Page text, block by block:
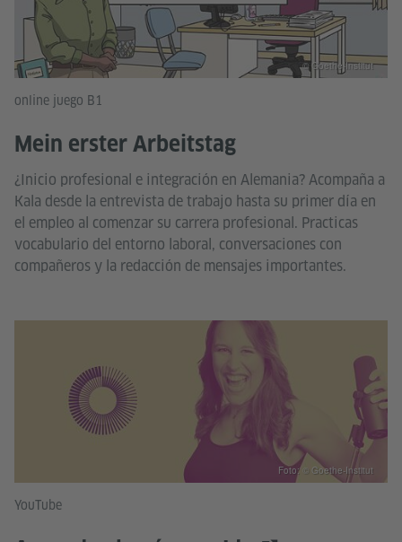
online juego B1
Mein erster Arbeitstag
¿Inicio profesional e integración en Alemania? Acompaña a
Kala desde la entrevista de trabajo hasta su primer día en
el empleo al comenzar su carrera profesional. Practicas
vocabulario del entorno laboral, conversaciones con
compañeros y la redacción de mensajes importantes.
© Goethe-Institut
YouTube
Foto: © Goethe-Institut